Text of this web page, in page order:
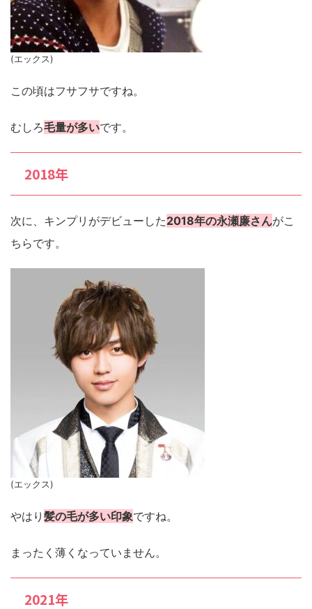
(エックス)
この頃はフサフサですね。
むしろ毛量が多いです。
2018年
次に、キンプリがデビューした2018年の永瀬廉さんがこ
ちらです。
(エックス)
やはり 髪の毛が多い印象ですね。
まったく薄くなっていません。
2021年